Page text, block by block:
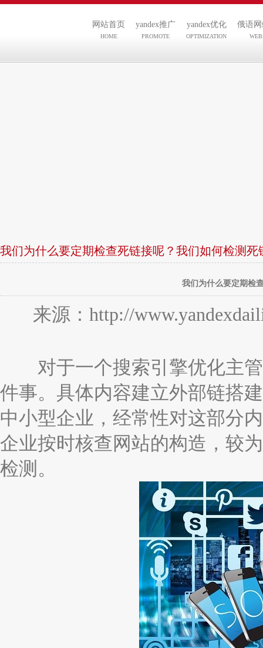
网站首页
HOME
yandex推广
PROMOTE
yandex优化
OPTIMIZATION
俄语
我们为什么要定期检查死链接呢？我们如何检测死
我们为什么要定期检
来源：http://
对于一个搜索引擎优化主管
件事。具体内容建立外部链搭
中小型企业，经常性对这部分
企业按时核查网站的构造，较
检测。